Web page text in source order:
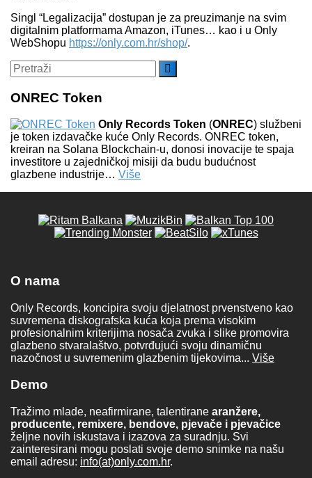
Singl “Legalizacija” dostupan je za preuzimanje na svim
digitalnim platformama Amazon, iTunes… kao i u Only
WebShopu https://only.com.hr/shop/.
Search
for:
ONREC Token
Only Records Token (ONREC) službeni
je token izdavačke kuće Only Records. ONREC token,
kreiran na Solana Blockchain-u, donosi inovacije te spaja
investitore u zajedničkoj misiji da budu budućnost
glazbene industrije… Više
O nama
Only Records, koncipira svoju djelatnost prvenstveno kao
suvremena diskografska kuća koja prema visokim
profesionalnim kriterijima nosača zvuka i slike promovira
glazbeno stvaralaštvo, potvrđujući svoju dinamičnu
nazočnost u suvremenim glazbenim tijekovima... Više
Demo
Tražimo mlade, neafirmirane, talentirane aranžere,
producente, remixere, bendove, pjevače i pjevačice
željne novih iskustava i izazova za suradnju. Svi
zainteresirani mogu poslati svoje demo snimke na našu
email adresu: info(at)only.com.hr.